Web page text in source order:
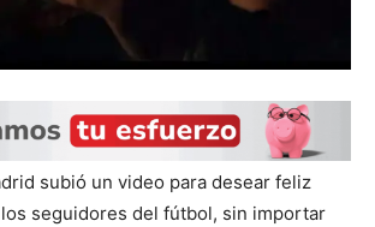
subió un video para desear feliz
seguidores del fútbol, sin importar